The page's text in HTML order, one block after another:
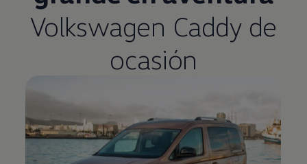
Volkswagen Caddy de
ocasión